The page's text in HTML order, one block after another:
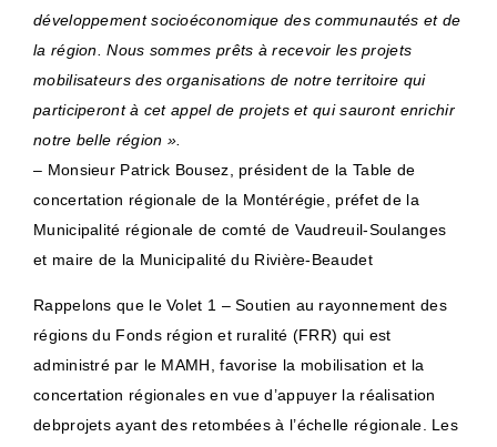
développement socioéconomique des communautés et de
la région. Nous sommes prêts à recevoir les projets
mobilisateurs des organisations de notre territoire qui
participeront à cet appel de projets et qui sauront enrichir
notre belle région ».
– Monsieur Patrick Bousez, président de la Table de
concertation régionale de la Montérégie, préfet de la
Municipalité régionale de comté de Vaudreuil-Soulanges
et maire de la Municipalité du Rivière-Beaudet
Rappelons que le Volet 1 – Soutien au rayonnement des
régions du Fonds région et ruralité (FRR) qui est
administré par le MAMH, favorise la mobilisation et la
concertation régionales en vue d’appuyer la réalisation
debprojets ayant des retombées à l’échelle régionale. Les